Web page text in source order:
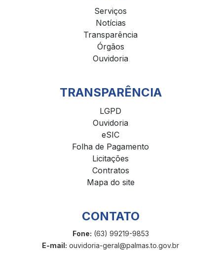
Serviços
Notícias
Transparência
Órgãos
Ouvidoria
TRANSPARÊNCIA
LGPD
Ouvidoria
eSIC
Folha de Pagamento
Licitações
Contratos
Mapa do site
CONTATO
Fone: (63) 99219-9853
E-mail: ouvidoria-geral@palmas.to.gov.br